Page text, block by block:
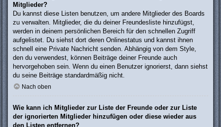
Mitglieder?
Du kannst diese Listen benutzen, um andere Mitglieder des Boards
zu verwalten. Mitglieder, die du deiner Freundesliste hinzufügst,
werden in deinem persönlichen Bereich für den schnellen Zugriff
aufgelistet. Du siehst dort deren Onlinestatus und kannst ihnen
schnell eine Private Nachricht senden. Abhängig von dem Style,
den du verwendest, können Beiträge deiner Freunde auch
hervorgehoben sein. Wenn du einen Benutzer ignorierst, dann siehst
du seine Beiträge standardmäßig nicht.
Nach oben
Wie kann ich Mitglieder zur Liste der Freunde oder zur Liste
der ignorierten Mitglieder hinzufügen oder diese wieder aus
den Listen entfernen?